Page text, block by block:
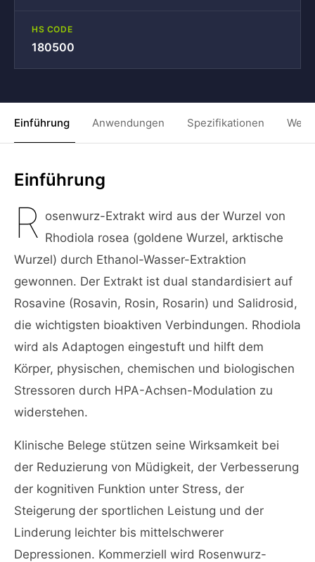
HS CODE
180500
Einführung Anwendungen Spezifikationen
Einführung
R osenwurz-Extrakt wird aus der Wurzel von
Rhodiola rosea (goldene Wurzel, arktische
Wurzel) durch Ethanol-Wasser-Extraktion
gewonnen. Der Extrakt ist dual standardisiert auf
Rosavine (Rosavin, Rosin, Rosarin) und Salidrosid,
die wichtigsten bioaktiven Verbindungen. Rhodiola
wird als Adaptogen eingestuft und hilft dem
Körper, physischen, chemischen und biologischen
Stressoren durch HPA-Achsen-Modulation zu
widerstehen.
Klinische Belege stützen seine Wirksamkeit bei
der Reduzierung von Müdigkeit, der Verbesserung
der kognitiven Funktion unter Stress, der
Steigerung der sportlichen Leistung und der
Linderung leichter bis mittelschwerer
Depressionen. Kommerziell wird Rosenwurz-